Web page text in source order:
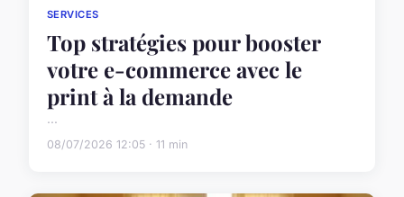
SERVICES
Top stratégies pour booster
votre e-commerce avec le
print à la demande
...
08/07/2026 12:05 · 11 min